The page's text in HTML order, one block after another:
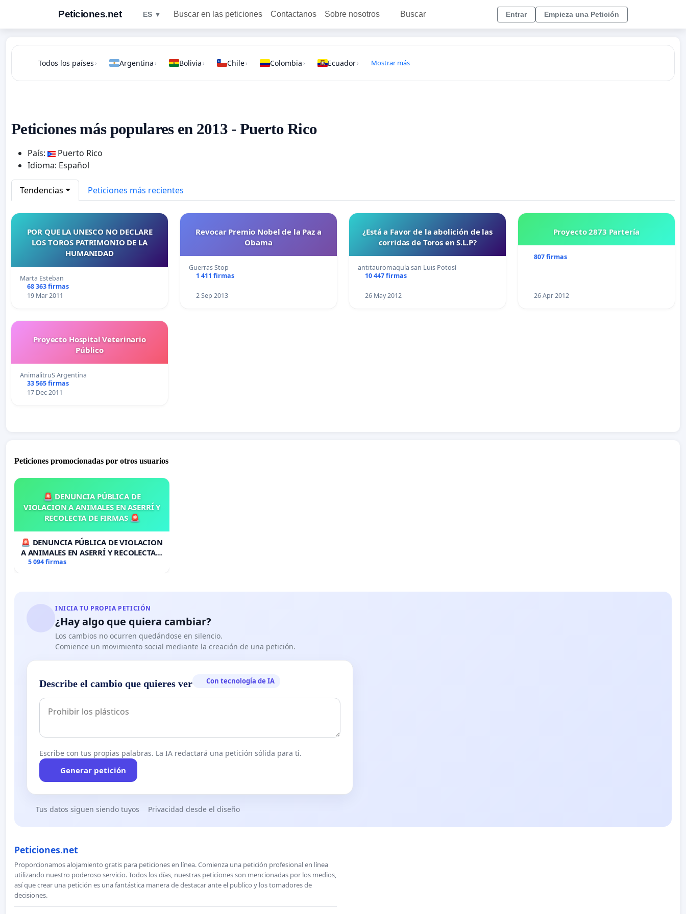
Peticiones.net ES ▼ Buscar en las peticiones Contactanos Sobre nosotros Buscar Entrar Empieza una Petición
Todos los países › Argentina › Bolivia › Chile› Colombia › Ecuador› Mostrar más
Peticiones más populares en 2013 - Puerto Rico
País:
Puerto Rico
Idioma: Español
Tendencias Peticiones más recientes
POR QUE LA UNESCO NO DECLARE
LOS TOROS PATRIMONIO DE LA
HUMANIDAD
Marta Esteban
68 363 firmas
19 Mar 2011
Revocar Premio Nobel de la Paz a
Obama
Guerras Stop
1 411 firmas
2 Sep 2013
¿Está a Favor de la abolición de las
corridas de Toros en S.L.P?
antitauromaquía san Luis Potosí
10 447 firmas
26 May 2012
Proyecto 2873 Partería
807 firmas
26 Apr 2012
Proyecto Hospital Veterinario
Público
AnimalitruS Argentina
33 565 firmas
17 Dec 2011
Peticiones promocionadas por otros usuarios
🚨 DENUNCIA PÚBLICA DE
VIOLACION A ANIMALES EN ASERRÍ Y
RECOLECTA DE FIRMAS 🚨
🚨 DENUNCIA PÚBLICA DE VIOLACION
A ANIMALES EN ASERRÍ Y RECOLECTA
DE FIRMAS 🚨
5 094 firmas
INICIA TU PROPIA PETICIÓN
¿Hay algo que quiera cambiar?
Los cambios no ocurren quedándose en silencio.
Comience un movimiento social mediante la creación de una petición.
Describe el cambio que quieres ver Con tecnología de IA
Escribe con tus propias palabras. La IA redactará una petición sólida para ti.
Generar petición
Tus datos siguen siendo tuyos Privacidad desde el diseño
Peticiones.net
Proporcionamos alojamiento gratis para peticiones en línea. Comienza una petición profesional en línea
utilizando nuestro poderoso servicio. Todos los días, nuestras peticiones son mencionadas por los medios,
así que crear una petición es una fantástica manera de destacar ante el publico y los tomadores de
decisiones.